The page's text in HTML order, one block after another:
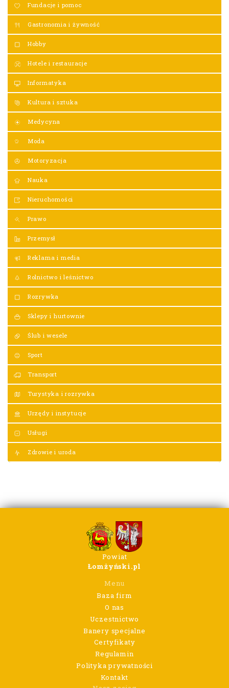
Fundacje i pomoc
Gastronomia i żywność
Hobby
Hotele i restauracje
Informatyka
Kultura i sztuka
Medycyna
Moda
Motoryzacja
Nauka
Nieruchomości
Prawo
Przemysł
Reklama i media
Rolnictwo i leśnictwo
Rozrywka
Sklepy i hurtownie
Ślub i wesele
Sport
Transport
Turystyka i rozrywka
Urzędy i instytucje
Usługi
Zdrowie i uroda
Powiat
Łomżyński.pl
Menu
Baza firm
O nas
Uczestnictwo
Banery specjalne
Certyfikaty
Regulamin
Polityka prywatności
Kontakt